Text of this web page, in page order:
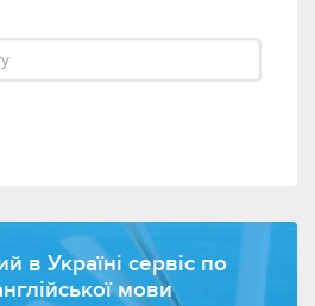
в Україні сервіс по
мови